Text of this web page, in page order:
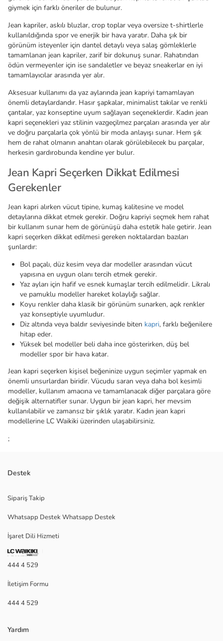
giymek için farklı öneriler de bulunur.
Jean kapriler, askılı bluzlar, crop toplar veya oversize t-shirtlerle
kullanıldığında spor ve enerjik bir hava yaratır. Daha şık bir
görünüm isteyenler için dantel detaylı veya salaş gömleklerle
tamamlanan jean kapriler, zarif bir dokunuş sunar. Rahatından
ödün vermeyenler için ise sandaletler ve beyaz sneakerlar en iyi
tamamlayıcılar arasında yer alır.
Aksesuar kullanımı da yaz aylarında jean kapriyi tamamlayan
önemli detaylardandır. Hasır şapkalar, minimalist takılar ve renkli
çantalar, yaz konseptine uyum sağlayan seçeneklerdir. Kadın jean
kapri seçenekleri yaz stilinin vazgeçilmez parçaları arasında yer alır
ve doğru parçalarla çok yönlü bir moda anlayışı sunar. Hem şık
hem de rahat olmanın anahtarı olarak görülebilecek bu parçalar,
herkesin gardırobunda kendine yer bulur.
Jean Kapri Seçerken Dikkat Edilmesi
Gerekenler
Jean kapri alırken vücut tipine, kumaş kalitesine ve model
detaylarına dikkat etmek gerekir. Doğru kapriyi seçmek hem rahat
bir kullanım sunar hem de görünüşü daha estetik hale getirir. Jean
kapri seçerken dikkat edilmesi gereken noktalardan bazıları
şunlardır:
Bol paçalı, düz kesim veya dar modeller arasından vücut
yapısına en uygun olanı tercih etmek gerekir.
Yaz ayları için hafif ve esnek kumaşlar tercih edilmelidir. Likralı
ve pamuklu modeller hareket kolaylığı sağlar.
Koyu renkler daha klasik bir görünüm sunarken, açık renkler
yaz konseptiyle uyumludur.
Diz altında veya baldır seviyesinde biten kapri, farklı beğenilere
hitap eder.
Yüksek bel modeller beli daha ince gösterirken, düş bel
modeller spor bir hava katar.
Jean kapri seçerken kişisel beğeninize uygun seçimler yapmak en
önemli unsurlardan biridir. Vücudu saran veya daha bol kesimli
modeller, kullanım amacına ve tamamlanacak diğer parçalara göre
değişik alternatifler sunar. Uygun bir jean kapri, her mevsim
kullanılabilir ve zamansız bir şıklık yaratır. Kadın jean kapri
modellerine LC Waikiki üzerinden ulaşabilirsiniz.
;
Destek
Sipariş Takip
Whatsapp Destek Whatsapp Destek
İşaret Dili Hizmeti
444 4 529
İletişim Formu
444 4 529
Yardım